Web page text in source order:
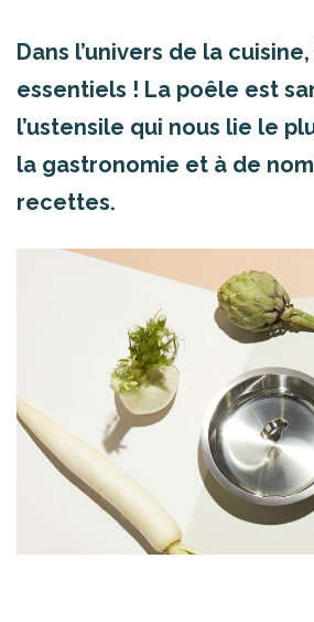
Dans l’univers de la
essentiels ! La poêle est
l’ustensile qui nous lie le
la gastronomie et à de
recettes.